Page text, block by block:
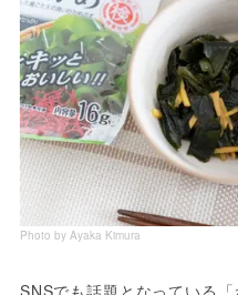
Photo by Ayaka Kimura
SNSでも話題となっている「